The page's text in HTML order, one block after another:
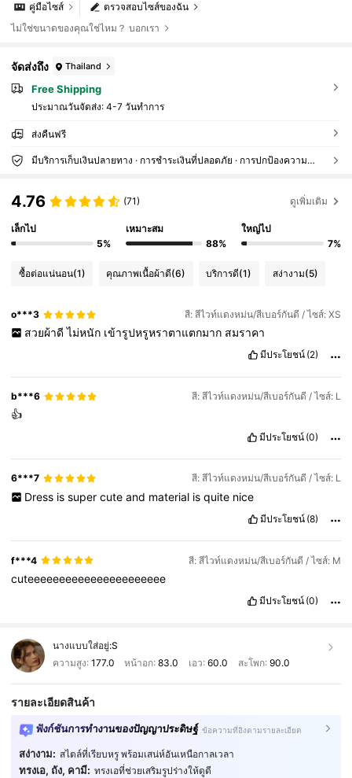
ตรวจสอบไซส์ของฉัน
คู่มือไซส์
ไม่ใช่ขนาดของคุณใช่ไหม？ บอกเรา
จัดส่งถึง Thailand
Free Shipping
ประมาณวันจัดส่ง: 4-7 วันทำการ
ส่งคืนฟรี
มีบริการเก็บเงินปลายทาง · การชำระเงินที่ปลอดภัย · การปกป้องความเป็นส่วนตัว
4.76 (71) ดูเพิ่มเติม
เล็กไป
5%
เหมาะสม
88%
ใหญ่ไป
7%
ซื้อต่อแน่นอน(1) คุณภาพเนื้อผ้าดี(6) บริการดี(1) สง่างาม(5)
o***3 สี: สีไวท์แดงหม่น/สีเบอร์กันดี / ไซส์: XS
สวยผ้าดีไม่หนัก เข้ารูปหรูหราตาแตกมาก สมราคา
มีประโยชน์ (2)
b***6 สี: สีไวท์แดงหม่น/สีเบอร์กันดี / ไซส์: L
👍
มีประโยชน์ (0)
6***7 สี: สีไวท์แดงหม่น/สีเบอร์กันดี / ไซส์: L
Dress is super cute and material is quite nice
มีประโยชน์ (8)
f***4 สี: สีไวท์แดงหม่น/สีเบอร์กันดี / ไซส์: M
cuteeeeeeeeeeeeeeeeeeeeee
มีประโยชน์ (0)
นางแบบใส่อยู่:S
ความสูง: 177.0 หน้าอก:83.0 เอว: 60.0 สะโพก: 90.0
รายละเอียดสินค้า
ฟังก์ชันการทำงานของปัญญาประดิษฐ์ ข้อความที่อิงตามรายละเอียด
สง่างาม: สไตล์ที่เรียบหรู พร้อมเสน่ห์อันเหนือกาลเวลา
ทรงเอ, ถัง, คามี: ทรงเอที่ช่วยเสริมรูปร่างให้ดูดี